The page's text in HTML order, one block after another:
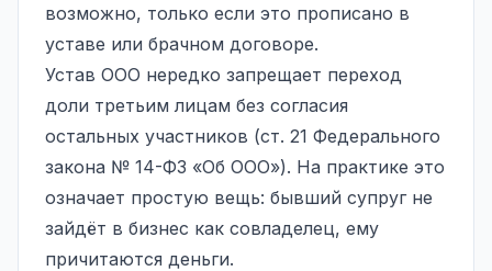
возможно, только если это прописано в
уставе или брачном договоре.
Устав ООО нередко запрещает переход
доли третьим лицам без согласия
остальных участников (ст. 21 Федерального
закона № 14-ФЗ «Об ООО»). На практике это
означает простую вещь: бывший супруг не
зайдёт в бизнес как совладелец, ему
причитаются деньги.